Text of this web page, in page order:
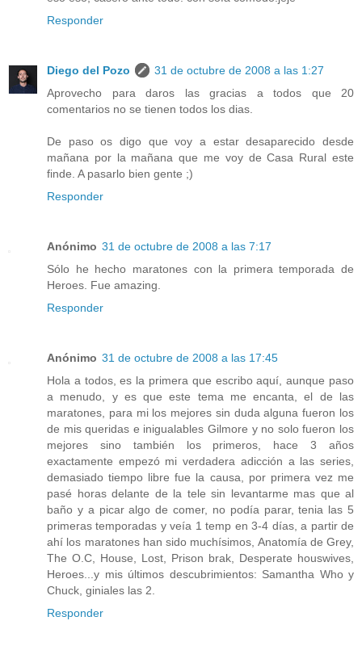
Responder
Diego del Pozo
31 de octubre de 2008 a las 1:27
Aprovecho para daros las gracias a todos que 20
comentarios no se tienen todos los dias.
De paso os digo que voy a estar desaparecido desde
mañana por la mañana que me voy de Casa Rural este
finde. A pasarlo bien gente ;)
Responder
Anónimo 31 de octubre de 2008 a las 7:17
Sólo he hecho maratones con la primera temporada de
Heroes. Fue amazing.
Responder
Anónimo 31 de octubre de 2008 a las 17:45
Hola a todos, es la primera que escribo aquí, aunque paso
a menudo, y es que este tema me encanta, el de las
maratones, para mi los mejores sin duda alguna fueron los
de mis queridas e inigualables Gilmore y no solo fueron los
mejores sino también los primeros, hace 3 años
exactamente empezó mi verdadera adicción a las series,
demasiado tiempo libre fue la causa, por primera vez me
pasé horas delante de la tele sin levantarme mas que al
baño y a picar algo de comer, no podía parar, tenia las 5
primeras temporadas y veía 1 temp en 3-4 días, a partir de
ahí los maratones han sido muchísimos, Anatomía de Grey,
The O.C, House, Lost, Prison brak, Desperate houswives,
Heroes...y mis últimos descubrimientos: Samantha Who y
Chuck, giniales las 2.
Responder